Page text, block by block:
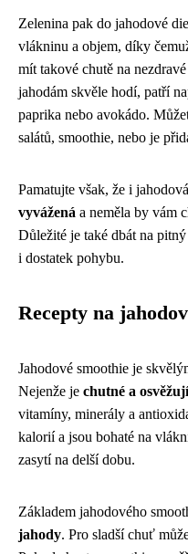
Zelenina pak do jahodové
vlákninu a objem, díky
mít takové chutě na
jahodám skvěle hodí, patří
paprika nebo avokádo.
salátů, smoothie, nebo je
Pamatujte však, že i
vyvážená a neměla by vám
Důležité je také dbát na
i dostatek pohybu.
Recepty na
Jahodové smoothie je
Nejenže je chutné a
vitamíny, minerály a
kalorií a jsou bohaté na
zasytí na delší dobu.
Základem jahodového
jahody. Pro sladší chuť